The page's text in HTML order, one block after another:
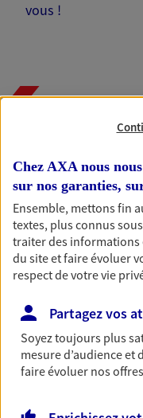
vous !
Épargne
Réalisez vos
immobilier, études
du monde…
simplement,
Découvrir les offres
Retraite
Préparez
votre vie avec les
spécialement
Chez AXA nous
sur nos garanties,
Ensemble, mettons fin
textes, plus connus
traiter des informations
du site et faire évoluer
respect de votre vie
Partagez vos
Soyez toujours plus
mesure d’audience et
faire évoluer nos